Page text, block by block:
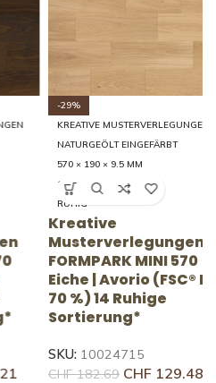
KREATIVE MUSTERVERLEGUNGEN
NATURGEÖLT EINGEFÄRBT
570 × 190 × 9.5 MM
14 RUHIG
RUHIG
Kreative
Musterverlegungen
FORMPARK MINI 570
Eiche | Avorio (FSC® Mix
70 %) 14 Ruhige
Sortierung*
SKU:10024715
182.69 CHF 129.48